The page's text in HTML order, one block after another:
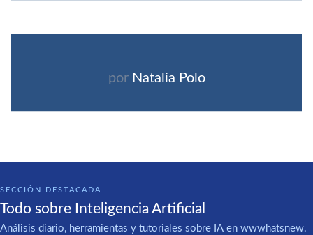
por Natalia Polo
SECCIÓN DESTACADA
Todo sobre Inteligencia Artificial
Análisis diario, herramientas y tutoriales sobre IA en wwwhatsnew.